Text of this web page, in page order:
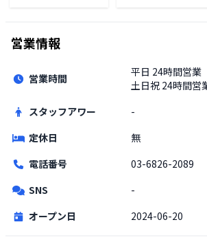
営業情報
営業時間 平日 24時間営業
土日祝 24時間営
スタッフアワー
-
定休日
無
電話番号
03-6826-2089
SNS
-
オープン日
2024-06-20